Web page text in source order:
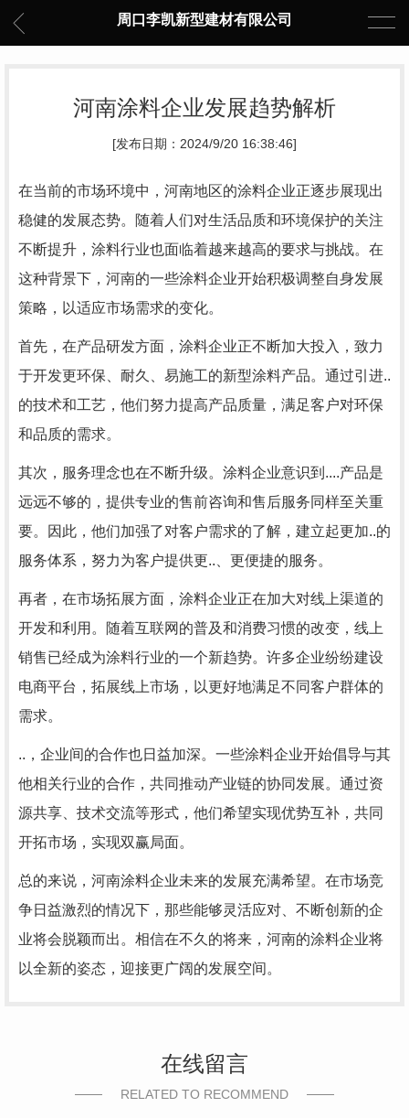
周口李凯新型建材有限公司
河南涂料企业发展趋势解析
[发布日期：2024/9/20 16:38:46]
在当前的市场环境中，河南地区的涂料企业正逐步展现出
稳健的发展态势。随着人们对生活品质和环境保护的关注
不断提升，涂料行业也面临着越来越高的要求与挑战。在
这种背景下，河南的一些涂料企业开始积极调整自身发展
策略，以适应市场需求的变化。
首先，在产品研发方面，涂料企业正不断加大投入，致力
于开发更环保、耐久、易施工的新型涂料产品。通过引进..
的技术和工艺，他们努力提高产品质量，满足客户对环保
和品质的需求。
其次，服务理念也在不断升级。涂料企业意识到....产品是
远远不够的，提供专业的售前咨询和售后服务同样至关重
要。因此，他们加强了对客户需求的了解，建立起更加..的
服务体系，努力为客户提供更..、更便捷的服务。
再者，在市场拓展方面，涂料企业正在加大对线上渠道的
开发和利用。随着互联网的普及和消费习惯的改变，线上
销售已经成为涂料行业的一个新趋势。许多企业纷纷建设
电商平台，拓展线上市场，以更好地满足不同客户群体的
需求。
..，企业间的合作也日益加深。一些涂料企业开始倡导与其
他相关行业的合作，共同推动产业链的协同发展。通过资
源共享、技术交流等形式，他们希望实现优势互补，共同
开拓市场，实现双赢局面。
总的来说，河南涂料企业未来的发展充满希望。在市场竞
争日益激烈的情况下，那些能够灵活应对、不断创新的企
业将会脱颖而出。相信在不久的将来，河南的涂料企业将
以全新的姿态，迎接更广阔的发展空间。
在线留言
RELATED TO RECOMMEND